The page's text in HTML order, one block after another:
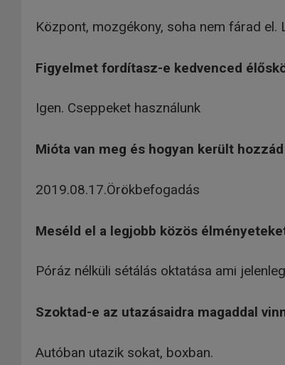
Központ, mozgékony, soha nem fárad
Figyelmet fordítasz-e kedvenced
Igen. Cseppeket használunk
Mióta van meg és hogyan került
2019.08.17.Örökbefogadás
Meséld el a legjobb közös
Póráz nélküli sétálás oktatása ami
Szoktad-e az utazásaidra magaddal
Autóban utazik sokat, boxban.